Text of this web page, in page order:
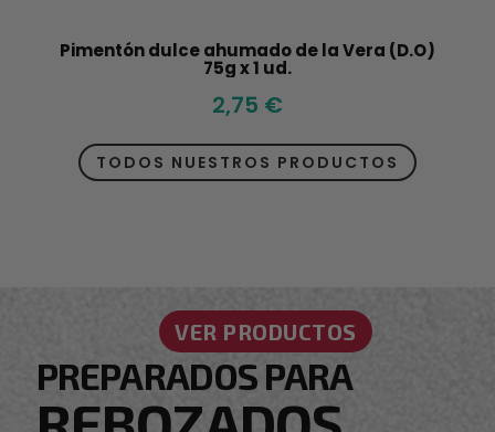
Pimentón dulce ahumado de la Vera (D.O)
75g x 1 ud.
2,75 €
TODOS NUESTROS PRODUCTOS
VER PRODUCTOS
PREPARADOS PARA